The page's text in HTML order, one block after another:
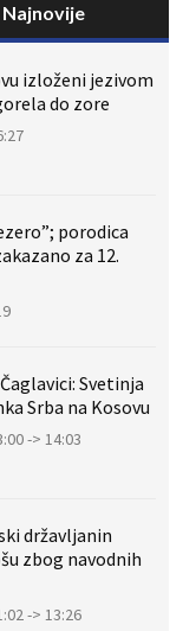
Najnovije
izloženi jezivom
do zore
porodica
za 12.
Svetinja
Srba na Kosovu
-> 14:03
državljanin
zbog navodnih
-> 13:26